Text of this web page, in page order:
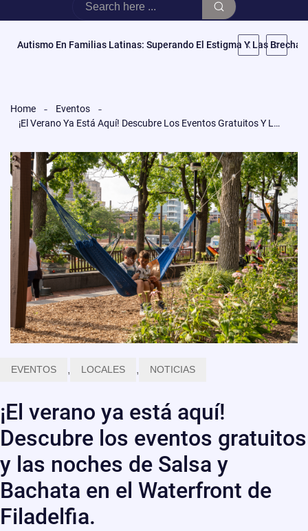
«No Es Vencer Tus Cargas, Es Abrazarlas»: Mila La Morena
Home
Eventos
¡El Verano Ya Está Aquí! Descubre Los Eventos Gratuitos Y Las Noches De Salsa Y Bachata En El Waterfront De Filadelfia.
EVENTOS , LOCALES , NOTICIAS
¡El verano ya está aquí!
Descubre los eventos gratuitos
y las noches de Salsa y
Bachata en el Waterfront de
Filadelfia.